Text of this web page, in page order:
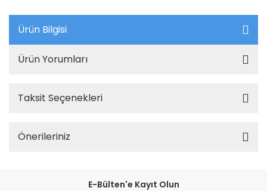
Ürün Bilgisi
Ürün Yorumları
Taksit Seçenekleri
Önerileriniz
E-Bülten'e Kayıt Olun